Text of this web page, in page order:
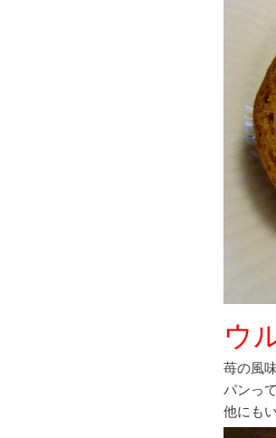
ウ
苺の風
パンっ
他にも